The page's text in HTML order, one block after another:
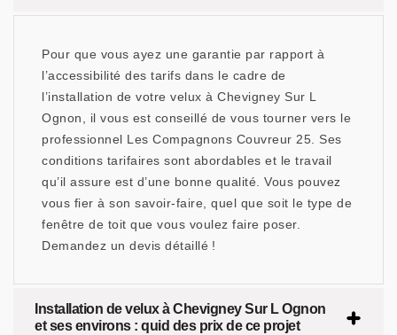
Pour que vous ayez une garantie par rapport à
l’accessibilité des tarifs dans le cadre de
l’installation de votre velux à Chevigney Sur L
Ognon, il vous est conseillé de vous tourner vers le
professionnel Les Compagnons Couvreur 25. Ses
conditions tarifaires sont abordables et le travail
qu’il assure est d’une bonne qualité. Vous pouvez
vous fier à son savoir-faire, quel que soit le type de
fenêtre de toit que vous voulez faire poser.
Demandez un devis détaillé !
Installation de velux à Chevigney Sur L Ognon
et ses environs : quid des prix de ce projet